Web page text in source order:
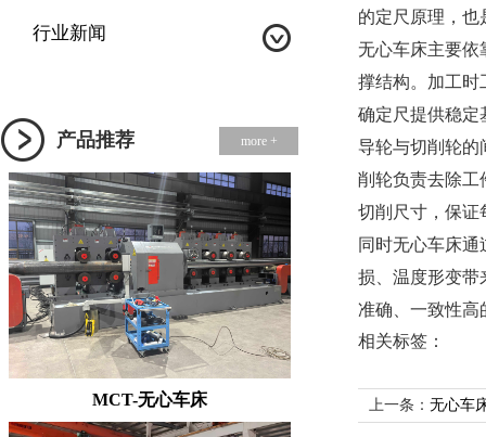
行业新闻
产品推荐 more +
MCT-无心车床
的定尺原理，也
无心车床主要依
撑结构。加工时
确定尺提供稳定
导轮与切削轮的
削轮负责去除工
切削尺寸，保证
同时无心车床
损、温度形变带
准确、一致性高
相关标签：
上一条： 无心车